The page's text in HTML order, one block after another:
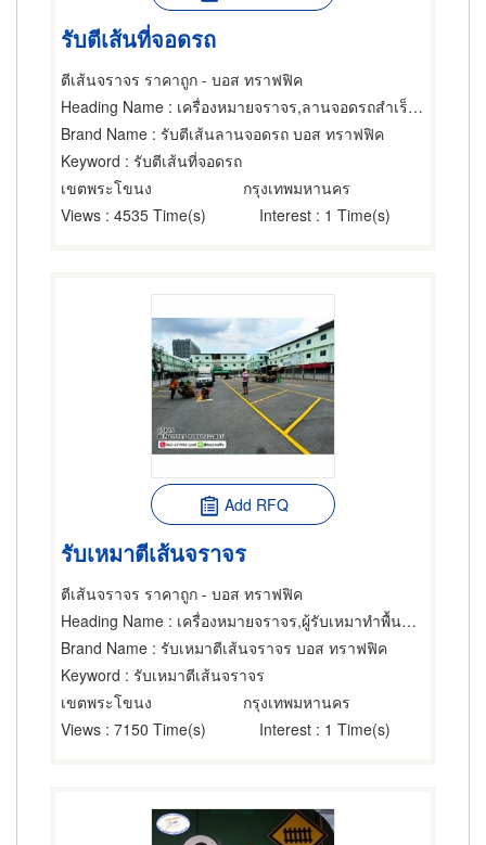
รับตีเส้นที่จอดรถ
ตีเส้นจราจร ราคาถูก - บอส ทราฟฟิค
Heading Name : เครื่องหมายจราจร,ลานจอดรถสำเร็จรูป
Brand Name : รับตีเส้นลานจอดรถ บอส ทราฟฟิค
Keyword : รับตีเส้นที่จอดรถ
เขตพระโขนง
กรุงเทพมหานคร
Views : 4535 Time(s) Interest : 1 Time(s)
Add RFQ
รับเหมาตีเส้นจราจร
ตีเส้นจราจร ราคาถูก - บอส ทราฟฟิค
Heading Name : เครื่องหมายจราจร,ผู้รับเหมาทำพื้นและวัตถุ,ผู้รับเหมาทำพื้นและทางเดิน
Brand Name : รับเหมาตีเส้นจราจร บอส ทราฟฟิค
Keyword : รับเหมาตีเส้นจราจร
เขตพระโขนง
กรุงเทพมหานคร
Views : 7150 Time(s) Interest : 1 Time(s)